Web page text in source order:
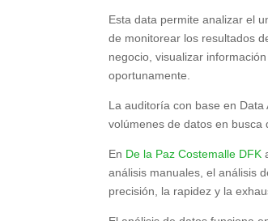
Esta data permite analizar el
de monitorear los resultados
negocio, visualizar
oportunamente.
La auditoría con base en
volúmenes de datos en
En De la Paz Costemalle DFK
análisis manuales, el análisis
precisión, la rapidez y la